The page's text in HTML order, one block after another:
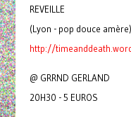
REVEILLE
(Lyon - pop douce amère)
http://
@ GRRND GERLAND
20H30 - 5 EUROS